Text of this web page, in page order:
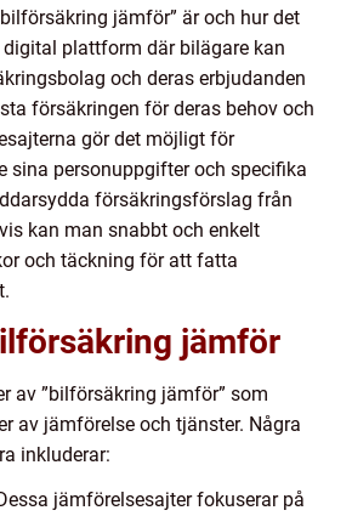
jämför” är och hur det
digital plattform där bilägare kan
och deras erbjudanden
försäkringen för deras behov och
gör det möjligt för
sina personuppgifter och specifika
försäkringsförslag från
kan man snabbt och enkelt
och täckning för att fatta
jämför
av ”bilförsäkring jämför” som
av jämförelse och tjänster. Några
inkluderar:
jämförelsesajter fokuserar på